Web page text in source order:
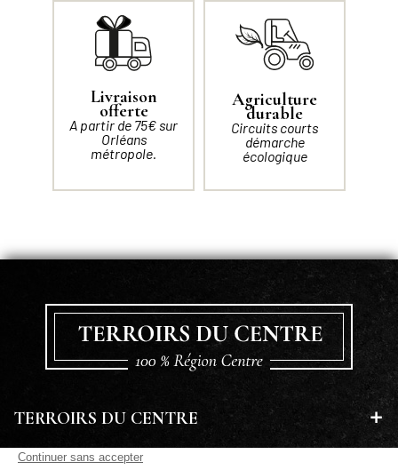
Livraison
offerte
A partir de 75€ sur
Orléans
métropole.
Agriculture
durable
Circuits courts
démarche
écologique
TERROIRS DU CENTRE
EN SAVOIR PLUS